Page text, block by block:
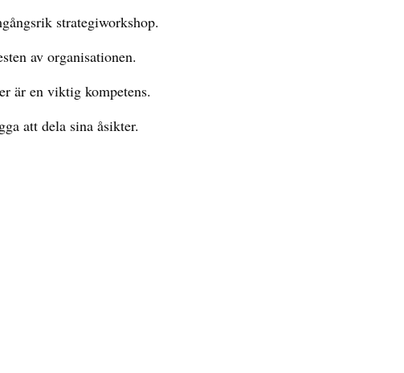
strategiworkshop.
av organisationen.
är en viktig kompetens.
att dela sina åsikter.